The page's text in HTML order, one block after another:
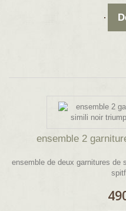
ensemble 2
ensemble de deux garnitures de